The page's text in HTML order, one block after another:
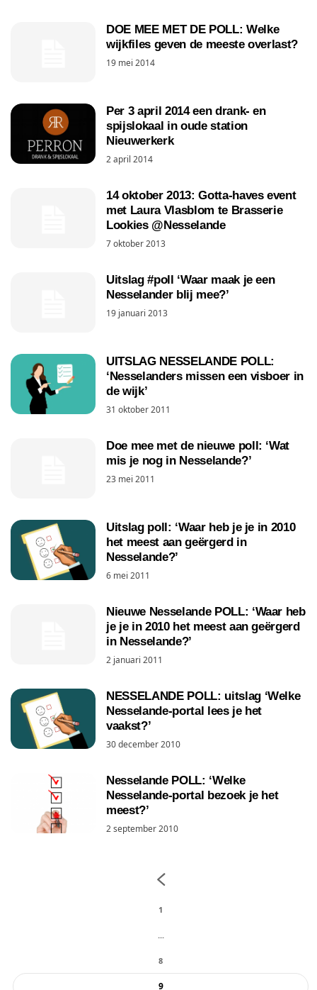
DOE MEE MET DE POLL: Welke
wijkfiles geven de meeste overlast?
19 mei 2014
Per 3 april 2014 een drank- en
spijslokaal in oude station
Nieuwerkerk
2 april 2014
14 oktober 2013: Gotta-haves event
met Laura Vlasblom te Brasserie
Lookies @Nesselande
7 oktober 2013
Uitslag #poll ‘Waar maak je een
Nesselander blij mee?’
19 januari 2013
UITSLAG NESSELANDE POLL:
‘Nesselanders missen een visboer in
de wijk’
31 oktober 2011
Doe mee met de nieuwe poll: ‘Wat
mis je nog in Nesselande?’
23 mei 2011
Uitslag poll: ‘Waar heb je je in 2010
het meest aan geërgerd in
Nesselande?’
6 mei 2011
Nieuwe Nesselande POLL: ‘Waar heb
je je in 2010 het meest aan geërgerd
in Nesselande?’
2 januari 2011
NESSELANDE POLL: uitslag ‘Welke
Nesselande-portal lees je het
vaakst?’
30 december 2010
Nesselande POLL: ‘Welke
Nesselande-portal bezoek je het
meest?’
2 september 2010
1
...
8
9